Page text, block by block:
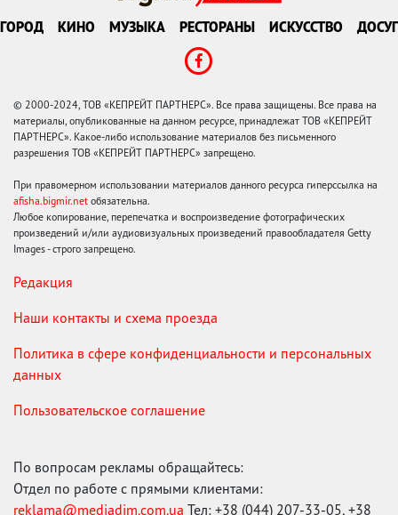
ГОРОД КИНО МУЗЫКА РЕСТОРАНЫ ИСКУССТВО ДОСУГ
© 2000-2024, ТОВ «КЕПРЕЙТ ПАРТНЕРС». Все права защищены. Все права на
материалы, опубликованные на данном ресурсе, принадлежат ТОВ «КЕПРЕЙТ
ПАРТНЕРС». Какое-либо использование материалов без письменного
разрешения ТОВ «КЕПРЕЙТ ПАРТНЕРС» запрещено.
При правомерном использовании материалов данного ресурса гиперссылка на
afisha.bigmir.net обязательна.
Любое копирование, перепечатка и воспроизведение фотографических
произведений и/или аудиовизуальных произведений правообладателя Getty
Images - строго запрещено.
Редакция
Наши контакты и схема проезда
Политика в сфере конфиденциальности и персональных
данных
Пользовательское соглашение
По вопросам рекламы обращайтесь:
Отдел по работе с прямыми клиентами:
reklama@mediadim.com.ua Тел: +38 (044) 207-33-05, +38